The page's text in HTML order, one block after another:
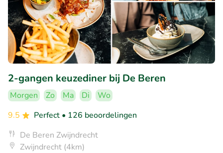
2-gangen keuzediner bij De Beren
Morgen Zo Ma Di
Wo
9.5
Perfect • 126 beoordelingen
De Beren Zwijndrecht
Zwijndrecht (4km)